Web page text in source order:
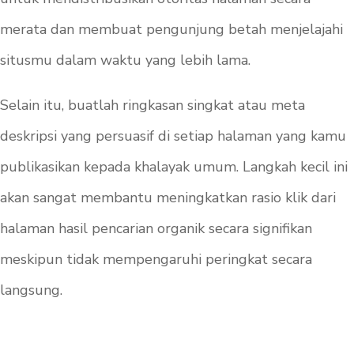
merata dan membuat pengunjung betah menjelajahi
situsmu dalam waktu yang lebih lama.
Selain itu, buatlah ringkasan singkat atau meta
deskripsi yang persuasif di setiap halaman yang kamu
publikasikan kepada khalayak umum. Langkah kecil ini
akan sangat membantu meningkatkan rasio klik dari
halaman hasil pencarian organik secara signifikan
meskipun tidak mempengaruhi peringkat secara
langsung.